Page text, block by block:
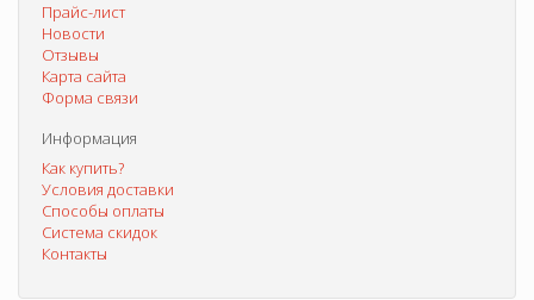
Прайс-лист
Новости
Отзывы
Карта сайта
Форма связи
Информация
Как купить?
Условия доставки
Способы оплаты
Система скидок
Контакты